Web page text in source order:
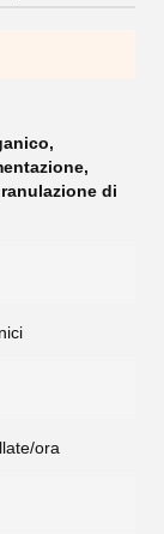
,
,
di
ora